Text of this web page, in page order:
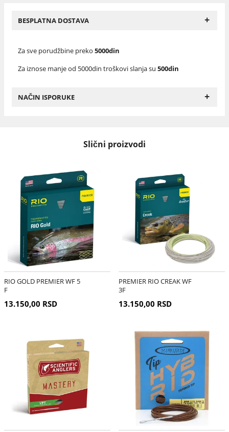
BESPLATNA DOSTAVA +
Za sve porudžbine preko 5000din
Za iznose manje od 5000din troškovi slanja su 500din
NAČIN ISPORUKE +
Slični proizvodi
RIO GOLD PREMIER WF 5
F
13.150,00 RSD
PREMIER RIO CREAK WF
3F
13.150,00 RSD